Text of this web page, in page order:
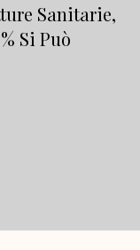
Sanitarie,
Si Può